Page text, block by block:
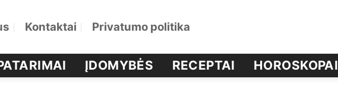
Kontaktai Privatumo politika
ĮDOMYBĖS RECEPTAI HOROSKOPAI